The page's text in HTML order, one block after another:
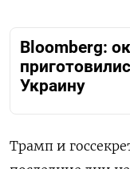
Bloomberg:
Украину
Трамп и